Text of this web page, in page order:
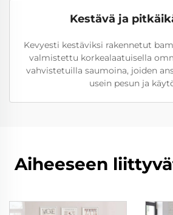
Kestävä ja
Kevyesti kestäviksi rakennetut
valmistettu korkealaatuisella
vahvistetuilla saumoina, joiden
usein pesun ja
Aiheeseen